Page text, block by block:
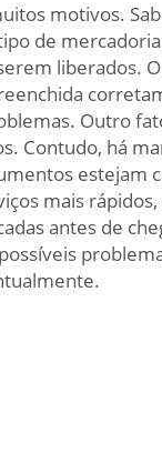
motivos.
de
liberados.
Outro
Contudo, há
mais
antes de